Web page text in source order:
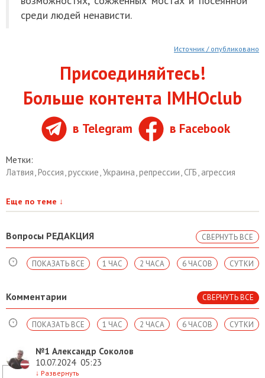
среди людей ненависти.
Источник / опубликовано
Присоединяйтесь!
Больше контента IMHOclub
в Telegram в Facebook
Метки:
Латвия,Россия,русские,Украина,репрессии,СГБ, агрессия
Еще по теме ↓
Вопросы РЕДАКЦИЯ СВЕРНУТЬ ВСЕ
СУТКИ
6 ЧАСОВ
2 ЧАСА
1 ЧАС
ПОКАЗАТЬ ВСЕ
Комментарии СВЕРНУТЬ ВСЕ
СУТКИ
6 ЧАСОВ
2 ЧАСА
1 ЧАС
ПОКАЗАТЬ ВСЕ
№1 Александр Соколов
10.07.2024 05:23
↓ Развернуть